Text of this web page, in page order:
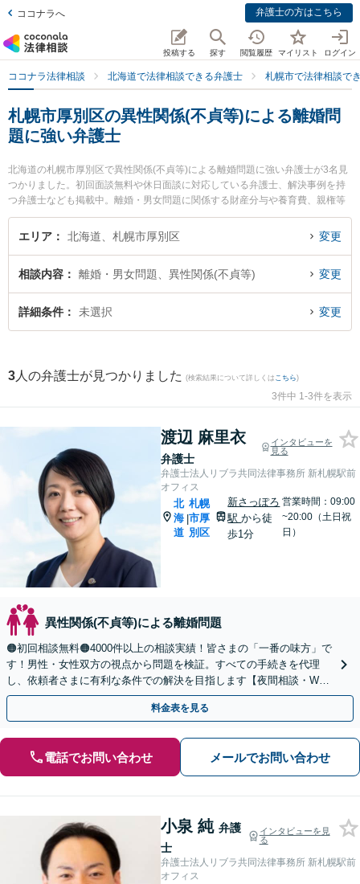
ココナラへ 弁護士の方はこちら
投稿する 探す 閲覧履歴 マイリスト ログイン
ココナラ法律相談 北海道で法律相談できる弁護士 札幌市で法律相談で
札幌市厚別区の異性関係(不貞等)による離婚問
題に強い弁護士
北海道の札幌市厚別区で異性関係(不貞等)による離婚問題に強い弁護士が3名見
つかりました。初回面談無料や休日面談に対応している弁護士、解決事例を持
つ弁護士なども掲載中。離婚・男女問題に関係する財産分与や養育費、親権等
の細かな分野での絞り込み検索もでき便利です。特に弁護士法人リブラ共同法
律事務所 新札幌駅前オフィスの渡辺 麻里衣弁護士や弁護士法人リブラ共同法律
厚別区で土日や夜間に発生した異性関係(不貞等)による離婚問題のトラブルを今
すぐに弁護士に相談したい』『異性関係(不貞等)による離婚問題のトラブル解決
の実績豊富な近くの弁護士を検索したい』『初回相談無料で異性関係(不貞等)に
エリア 北海道、札幌市厚別区 変更
相談内容 離婚・男女問題、異性関係(不貞等) 変更
詳細条件 未選択 変更
3 人の弁護士が見つかりました (検索結果について詳しくは こちら)
3件中 1-3件を表示
渡辺 麻里衣
弁護士
インタビューを
見る
弁護士法人リブラ共同法律事務所 新札幌駅前
オフィス
北
海
道
|
札幌
市厚
別区
新さっぽろ
駅から徒
歩1分
営業時間：09:00
~20:00（土日祝
日）
異性関係(不貞等)による離婚問題
🟠初回相談無料🟠4000件以上の相談実績！皆さまの「一番の味方」で
す！男性・女性双方の視点から問題を検証。すべての手続きを代理
し、依頼者さまに有利な条件での解決を目指します【夜間相談・WEB
面談可】【完全個室・秘密厳守】
料金表を見る
電話でお問い合わせ メールでお問い合わせ
小泉 純 弁護
士
インタビューを見
る
弁護士法人リブラ共同法律事務所 新札幌駅前
オフィス